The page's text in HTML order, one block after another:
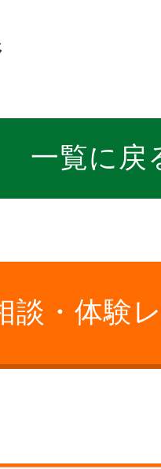
一覧に戻
談・体験